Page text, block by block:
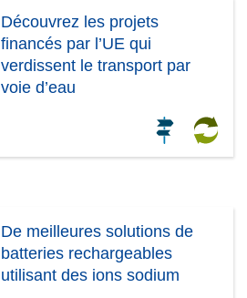
Découvrez les projets
financés par l’UE qui
verdissent le transport par
voie d’eau
De meilleures solutions de
batteries rechargeables
utilisant des ions sodium